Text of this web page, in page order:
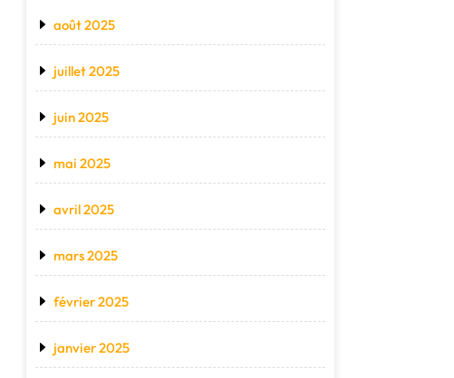
août 2025
juillet 2025
juin 2025
mai 2025
avril 2025
mars 2025
février 2025
janvier 2025